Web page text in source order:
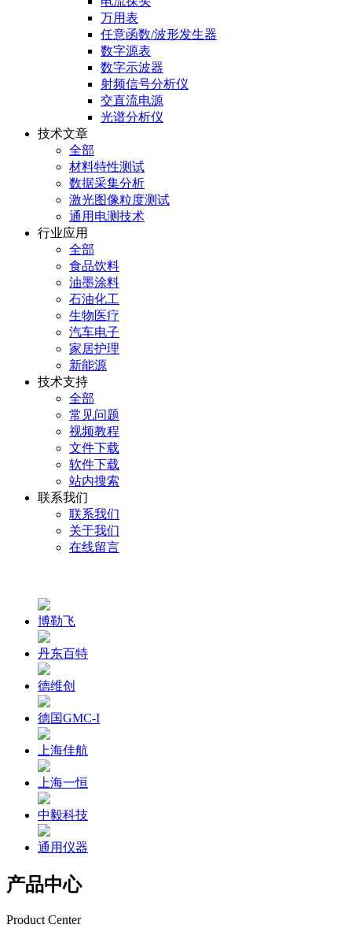
万用表
任意函数/波形发生器
数字源表
数字示波器
射频信号分析仪
交直流电源
光谱分析仪
技术文章
全部
材料特性测试
数据采集分析
激光图像粒度测试
通用电测技术
行业应用
全部
食品饮料
油墨涂料
石油化工
生物医疗
汽车电子
家居护理
新能源
技术支持
全部
常见问题
视频教程
文件下载
软件下载
站内搜索
联系我们
联系我们
关于我们
在线留言
博勒飞
丹东百特
德维创
德国GMC-I
上海佳航
上海一恒
中毅科技
通用仪器
产品中心
Product Center